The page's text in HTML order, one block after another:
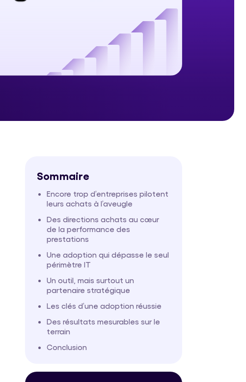
Sommaire
Encore trop d’entreprises pilotent
leurs achats à l’aveugle
Des directions achats au cœur
de la performance des
prestations
Une adoption qui dépasse le seul
périmètre IT
Un outil, mais surtout un
partenaire stratégique
Les clés d’une adoption réussie
Des résultats mesurables sur le
terrain
Conclusion